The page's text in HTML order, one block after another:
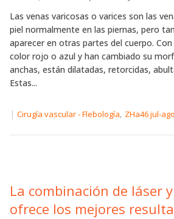
Las venas varicosas o varices son las
piel normalmente en las piernas, pero
aparecer en otras partes del cuerpo.
color rojo o azul y han cambiado su
anchas, están dilatadas, retorcidas,
Estas...
| Cirugía vascular - Flebología, ZHa46 jul-
La combinación de láser
ofrece los mejores